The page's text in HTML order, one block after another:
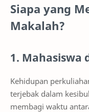
Siapa yang
Makalah?
1. Mahasiswa
Kehidupan
terjebak dalam
membagi waktu